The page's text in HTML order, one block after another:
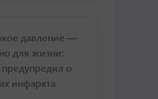
давление —
для жизни:
предупредил о
инфаркта